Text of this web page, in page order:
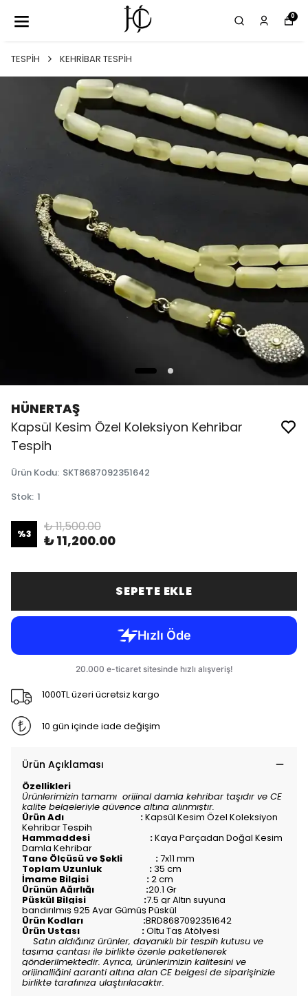
0
TESPİH KEHRİBAR TESPİH
HÜNERTAŞ
Kapsül Kesim Özel Koleksiyon Kehribar
Tespih
Ürün Kodu: SKT8687092351642
Stok: 1
%3 ₺ 11,500.00
₺ 11,200.00
SEPETE EKLE
1000TL üzeri ücretsiz kargo
10 gün içinde iade değişim
Ürün Açıklaması
Özellikleri
Ürünlerimizin tamamı orijinal damla kehribar taşıdır ve CE
kalite belgeleriyle güvence altına alınmıştır.
Ürün Adı :Kapsül Kesim Özel Koleksiyon
Kehribar Tespih
Hammaddesi :Kaya Parçadan Doğal Kesim
Damla Kehribar
Tane Ölçüsü ve Şekli :7x11 mm
Toplam Uzunluk :35 cm
İmame Bilgisi :2 cm
Ürünün Ağırlığı :20.1 Gr
Püskül Bilgisi :7.5 grAltın suyuna
bandırılmış 925 Ayar Gümüş Püskül
Ürün Kodları :BRD8687092351642
Ürün Ustası :Oltu Taş Atölyesi
Satın aldığınız ürünler, dayanıklı bir tespih kutusu ve
taşıma çantası ile birlikte özenle paketlenerek
gönderilmektedir. Ayrıca, ürünlerimizin kalitesini ve
orijinalliğini garanti altına alan CE belgesi de siparişinizle
birlikte tarafınıza ulaştırılacaktır.